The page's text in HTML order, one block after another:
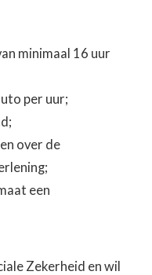
minimaal 16 uur
per uur;
over de
een
Zekerheid en wil